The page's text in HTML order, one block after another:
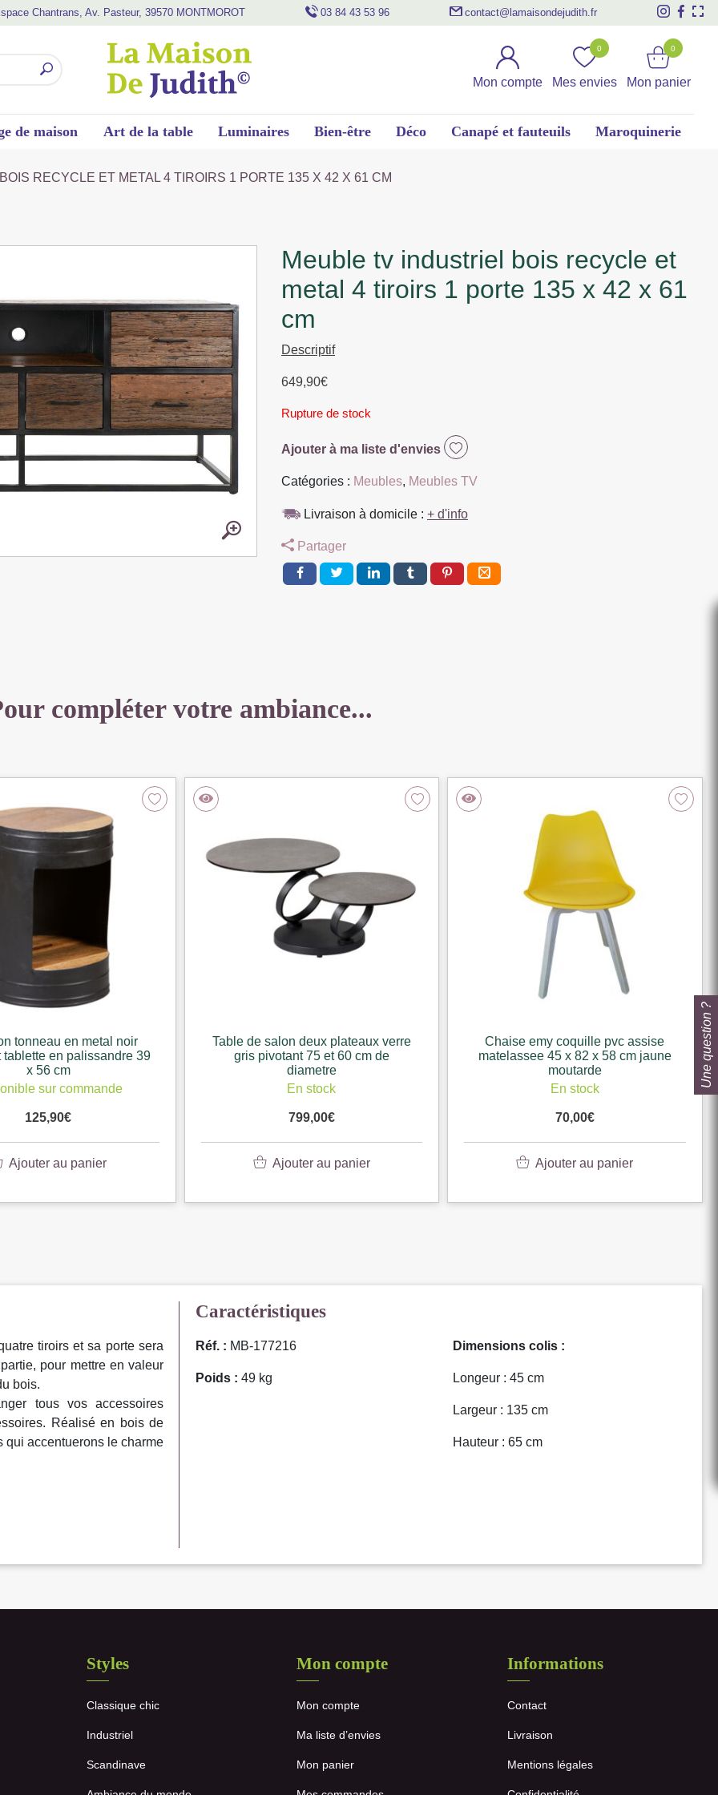
Chantrans, Av. Pasteur, 39570 MONTMOROT 03 84 43 53 96 contact@lamaisondejudith.fr
Mon compte Mes envies
0
Mon panier
0
de maison Art de la table Luminaires Bien-être Déco Canapé et fauteuils Maroquinerie
RECYCLE ET METAL 4 TIROIRS 1 PORTE 135 X 42 X 61 CM
meuble tv industriel bois recycle et
metal 4 tiroirs 1 porte 135 x 42 x 61
cm
Descriptif
649,90€
Rupture de stock
Ajouter à ma liste d'envies
Catégories : Meubles, Meubles TV
Livraison à domicile : + d'info
Partager
compléter votre ambiance...
tonneau en metal noir
tablette en palissandre 39
x 56 cm
sur commande
125,90€
Ajouter au panier
Table de salon deux plateaux verre
gris pivotant 75 et 60 cm de
diametre
En stock
799,00€
Ajouter au panier
Chaise emy coquille pvc assise
matelassee 45 x 82 x 58 cm jaune
moutarde
En stock
70,00€
Ajouter au panier
tiroirs et sa porte sera
pour mettre en valeur
bois.
tous vos accessoires
Réalisé en bois de
qui accentuerons le charme
Caractéristiques
Réf. : MB-177216
Poids : 49 kg
Dimensions colis :
Longeur : 45 cm
Largeur : 135 cm
Hauteur : 65 cm
Styles
Classique chic
Industriel
Scandinave
Mon compte
Mon compte
Ma liste d’envies
Mon panier
Informations
Contact
Livraison
Mentions légales
Une question ?